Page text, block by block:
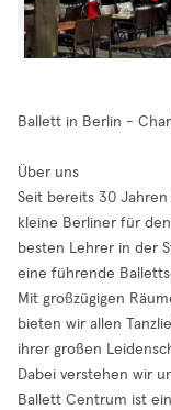
Ballett in Berlin -
Über uns
Seit bereits 30
kleine Berliner für
besten Lehrer in der
eine führende
Mit großzügigen
bieten wir allen
ihrer großen
Dabei verstehen wir
Ballett Centrum ist